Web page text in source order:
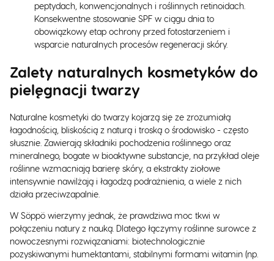
peptydach, konwencjonalnych i roślinnych retinoidach.
Konsekwentne stosowanie SPF w ciągu dnia to
obowiązkowy etap ochrony przed fotostarzeniem i
wsparcie naturalnych procesów regeneracji skóry.
Zalety naturalnych kosmetyków do
pielęgnacji twarzy
Naturalne kosmetyki do twarzy kojarzą się ze zrozumiałą
łagodnością, bliskością z naturą i troską o środowisko - często
słusznie. Zawierają składniki pochodzenia roślinnego oraz
mineralnego, bogate w bioaktywne substancje, na przykład oleje
roślinne wzmacniają barierę skóry, a ekstrakty ziołowe
intensywnie nawilżają i łagodzą podrażnienia, a wiele z nich
działa przeciwzapalnie.
W Söppö wierzymy jednak, że prawdziwa moc tkwi w
połączeniu natury z nauką. Dlatego łączymy roślinne surowce z
nowoczesnymi rozwiązaniami: biotechnologicznie
pozyskiwanymi humektantami, stabilnymi formami witamin (np.